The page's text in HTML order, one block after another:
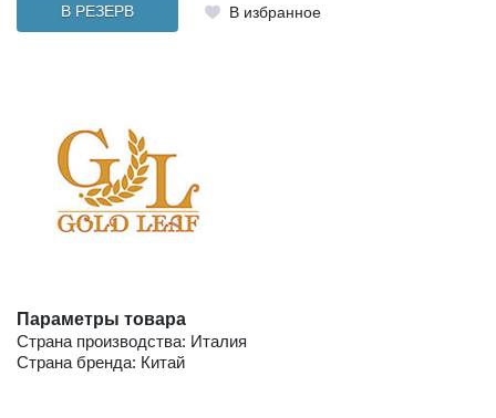
В РЕЗЕРВ В избранное
Параметры товара
Страна производства: Италия
Страна бренда: Китай